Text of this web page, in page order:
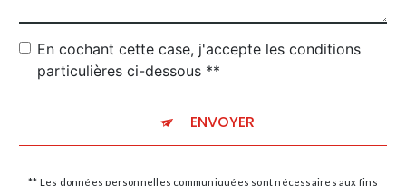
En cochant cette case, j'accepte les conditions
particulières ci-dessous **
ENVOYER
** Les données personnelles communiquées sont nécessaires aux fins